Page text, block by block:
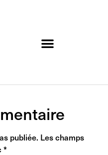
publiée. Les champs
*